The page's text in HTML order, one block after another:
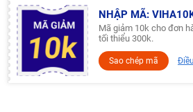
NHẬP MÃ:
Mã giảm 10k cho đơn
tối thiểu 300k.
Sao chép mã